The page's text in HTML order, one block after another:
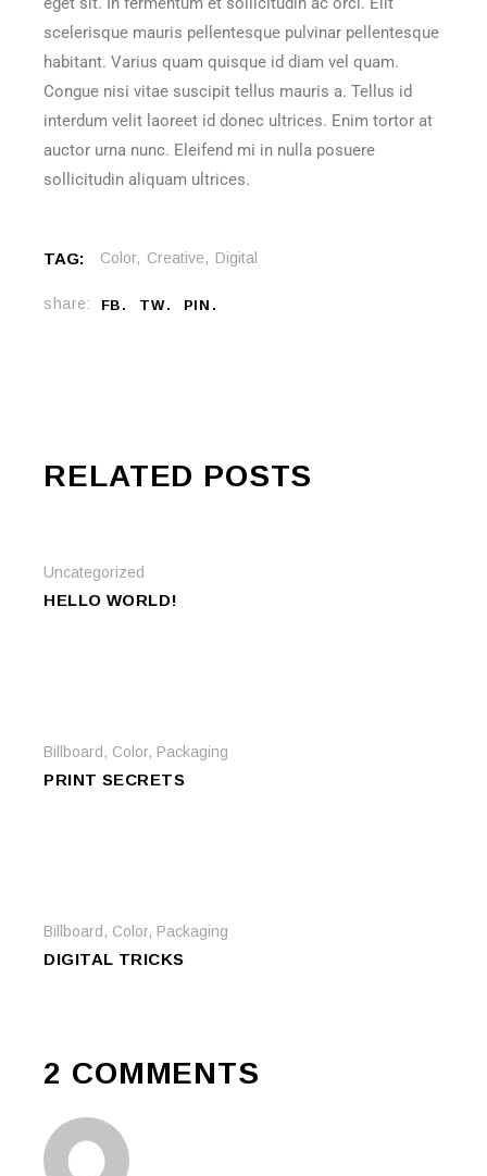
scelerisque mauris pellentesque pulvinar pellentesque
habitant. Varius quam quisque id diam vel quam.
Congue nisi vitae suscipit tellus mauris a. Tellus id
interdum velit laoreet id donec ultrices. Enim tortor at
auctor urna nunc. Eleifend mi in nulla posuere
sollicitudin aliquam ultrices.
TAG: Color Creative Digital
share: FB TW PIN
RELATED POSTS
Uncategorized
HELLO WORLD!
Billboard , Color, Packaging
PRINT SECRETS
Billboard , Color, Packaging
DIGITAL TRICKS
2 COMMENTS